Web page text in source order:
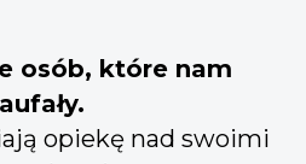
osób, które nam
opiekę nad swoimi